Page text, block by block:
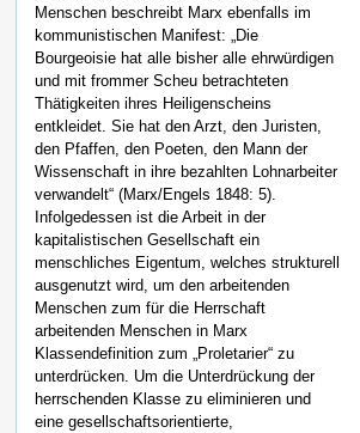
Menschen beschreibt Marx ebenfalls im
kommunistischen Manifest: „Die
Bourgeoisie hat alle bisher alle ehrwürdigen
und mit frommer Scheu betrachteten
Thätigkeiten ihres Heiligenscheins
entkleidet. Sie hat den Arzt, den Juristen,
den Pfaffen, den Poeten, den Mann der
Wissenschaft in ihre bezahlten Lohnarbeiter
verwandelt“ (Marx/Engels 1848: 5).
Infolgedessen ist die Arbeit in der
kapitalistischen Gesellschaft ein
menschliches Eigentum, welches strukturell
ausgenutzt wird, um den arbeitenden
Menschen zum für die Herrschaft
arbeitenden Menschen in Marx
Klassendefinition zum „Proletarier“ zu
unterdrücken. Um die Unterdrückung der
herrschenden Klasse zu eliminieren und
eine gesellschaftsorientierte,